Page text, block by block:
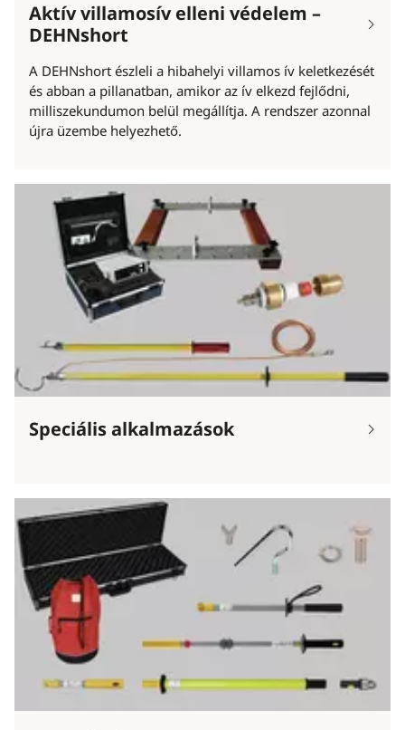
Aktív villamosív elleni védelem –
DEHNshort
A DEHNshort észleli a hibahelyi villamos ív keletkezését
és abban a pillanatban, amikor az ív elkezd fejlődni,
milliszekundumon belül megállítja. A rendszer azonnal
újra üzembe helyezhető.
Speciális alkalmazások